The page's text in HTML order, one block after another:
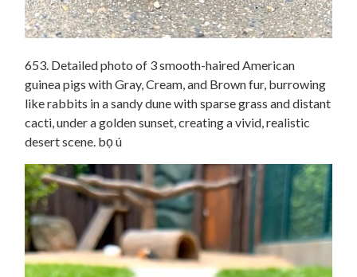
653. Detailed photo of 3 smooth-haired American
guinea pigs with Gray, Cream, and Brown fur, burrowing
like rabbits in a sandy dune with sparse grass and distant
cacti, under a golden sunset, creating a vivid, realistic
desert scene. bọ ú